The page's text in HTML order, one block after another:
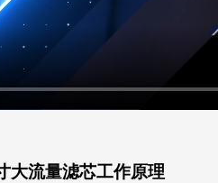
大流量滤芯工作原理